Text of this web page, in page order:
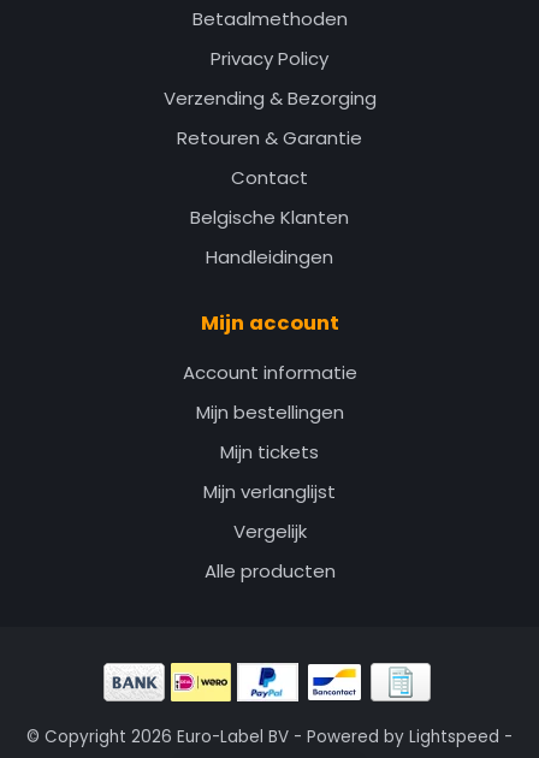
Betaalmethoden
Privacy Policy
Verzending & Bezorging
Retouren & Garantie
Contact
Belgische Klanten
Handleidingen
Mijn account
Account informatie
Mijn bestellingen
Mijn tickets
Mijn verlanglijst
Vergelijk
Alle producten
© Copyright 2026 Euro-Label BV - Powered by Lightspeed -